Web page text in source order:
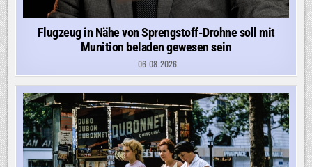
Flugzeug in Nähe von Sprengstoff-Drohne soll mit
Munition beladen gewesen sein
06-08-2026